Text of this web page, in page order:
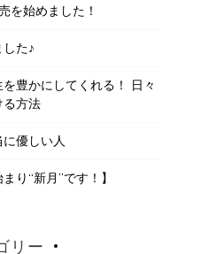
を始めました！
た♪
を豊かにしてくれる！ 日々
る方法
優しい人
り“新月”です！】
リー